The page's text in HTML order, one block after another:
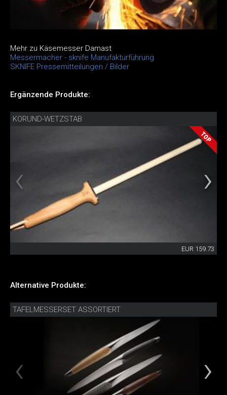
Mehr zu Käsemesser Damast
Messermacher - sknife Manufakturführung
SKNIFE Pressemitteilungen / Bilder
Ergänzende Produkte:
KORUND-WETZSTAB
EUR 159.73
Alternative Produkte:
TAFELMESSERSET ASSORTIERT